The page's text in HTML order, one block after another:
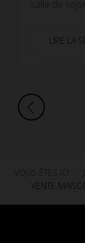
LIRE LA
VOUS ÊTES ICI :
VENTE